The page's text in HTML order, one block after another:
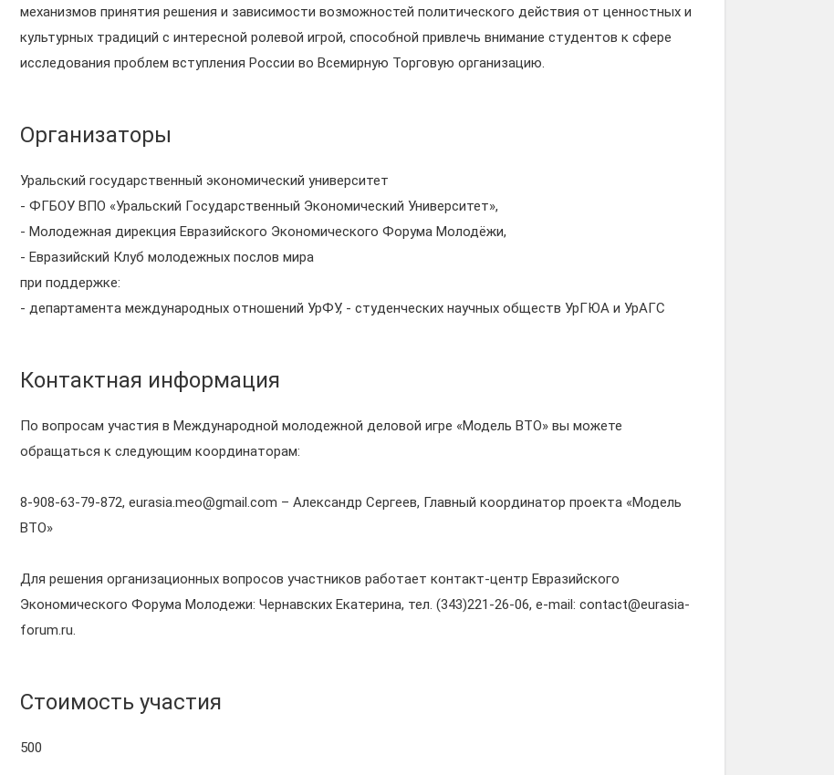
механизмов принятия решения и зависимости возможностей политического действия от ценностных и
культурных традиций с интересной ролевой игрой, способной привлечь внимание студентов к сфере
исследования проблем вступления России во Всемирную Торговую организацию.
Организаторы
Уральский государственный экономический университет
- ФГБОУ ВПО «Уральский Государственный Экономический Университет»,
- Молодежная дирекция Евразийского Экономического Форума Молодёжи,
- Евразийский Клуб молодежных послов мира
при поддержке:
- департамента международных отношений УрФУ, - студенческих научных обществ УрГЮА и УрАГС
Контактная информация
По вопросам участия в Международной молодежной деловой игре «Модель ВТО» вы можете
обращаться к следующим координаторам:
8-908-63-79-872, eurasia.meo@gmail.com – Александр Сергеев, Главный координатор проекта «Модель
ВТО»
Для решения организационных вопросов участников работает контакт-центр Евразийского
Экономического Форума Молодежи: Чернавских Екатерина, тел. (343)221-26-06, e-mail: contact@eurasia-
forum.ru.
Стоимость участия
500